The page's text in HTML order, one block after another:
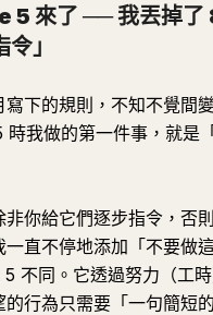
5 來了 ── 我丟掉
」
寫下的規則，不知不覺間
我做的第一件事，就是
非你給它們逐步指令，否
一直不停地添加「不要做
不同。它透過努力（工
的行為只需要「一句簡短